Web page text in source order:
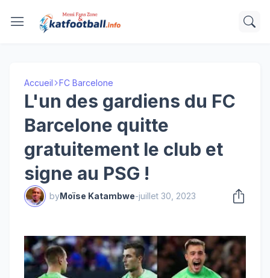
Accueil FC Barcelone
L'un des gardiens du FC
Barcelone quitte
gratuitement le club et
signe au PSG !
byMoïse Katambwe-juillet 30, 2023